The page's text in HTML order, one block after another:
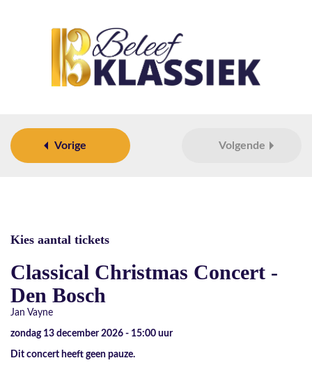
Vorige Volgende
Kies aantal tickets
Classical Christmas Concert -
Den Bosch
Jan Vayne
zondag 13 december 2026 - 15:00 uur
Dit concert heeft geen pauze.